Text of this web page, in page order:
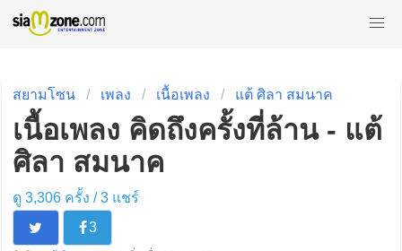
สยามโซน เพลง เนื้อเพลง แต้ ศิลา สมนาค
เนื้อเพลง คิดถึงครั้งที่ล้าน - แต้
ศิลา สมนาค
ดู 3,306 ครั้ง /3แชร์
3